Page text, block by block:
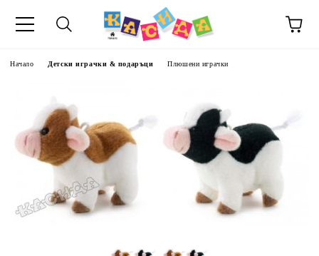
Начало Детски играчки & подаръци Плюшени играчки